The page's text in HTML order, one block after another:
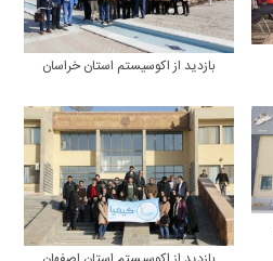
بازدید از اکوسیستم استان خراسان